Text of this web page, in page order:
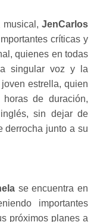
musical, JenCarlos
críticas y
quienes en todas
singular voz y la
estrella, quien
de duración,
sin dejar de
derrocha junto a su
se encuentra en
importantes
próximos planes a